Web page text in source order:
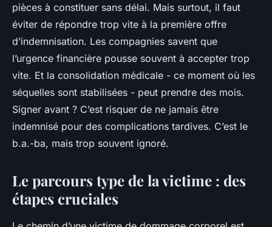
pièces à constituer sans délai. Mais surtout, il faut
éviter de répondre trop vite à la première offre
d’indemnisation. Les compagnies savent que
l’urgence financière pousse souvent à accepter trop
vite. Et la consolidation médicale - ce moment où les
séquelles sont stabilisées - peut prendre des mois.
Signer avant ? C’est risquer de ne jamais être
indemnisé pour des complications tardives. C’est le
b.a.-ba, mais trop souvent ignoré.
Le parcours type de la victime : des
étapes cruciales